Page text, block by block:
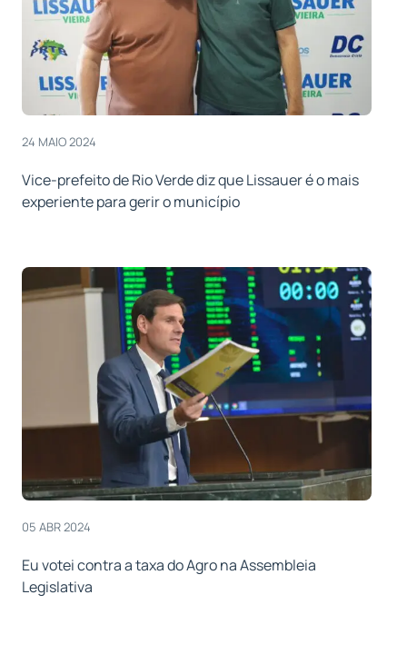
24 MAIO 2024
Vice-prefeito de Rio Verde diz que Lissauer é o mais
experiente para gerir o município
05 ABR 2024
Eu votei contra a taxa do Agro na Assembleia
Legislativa